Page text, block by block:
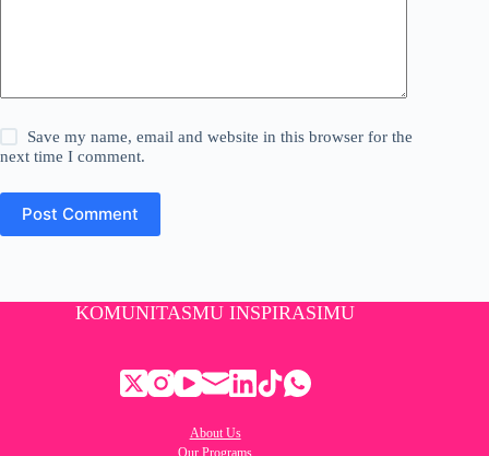
Save my name, email and website in this browser for the
next time I comment.
Post Comment
KOMUNITASMU INSPIRASIMU
About Us
Our Programs